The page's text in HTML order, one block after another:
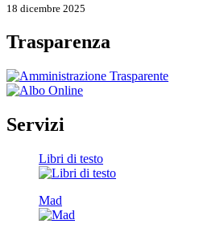
18 dicembre 2025
Trasparenza
Servizi
Libri di testo
Mad